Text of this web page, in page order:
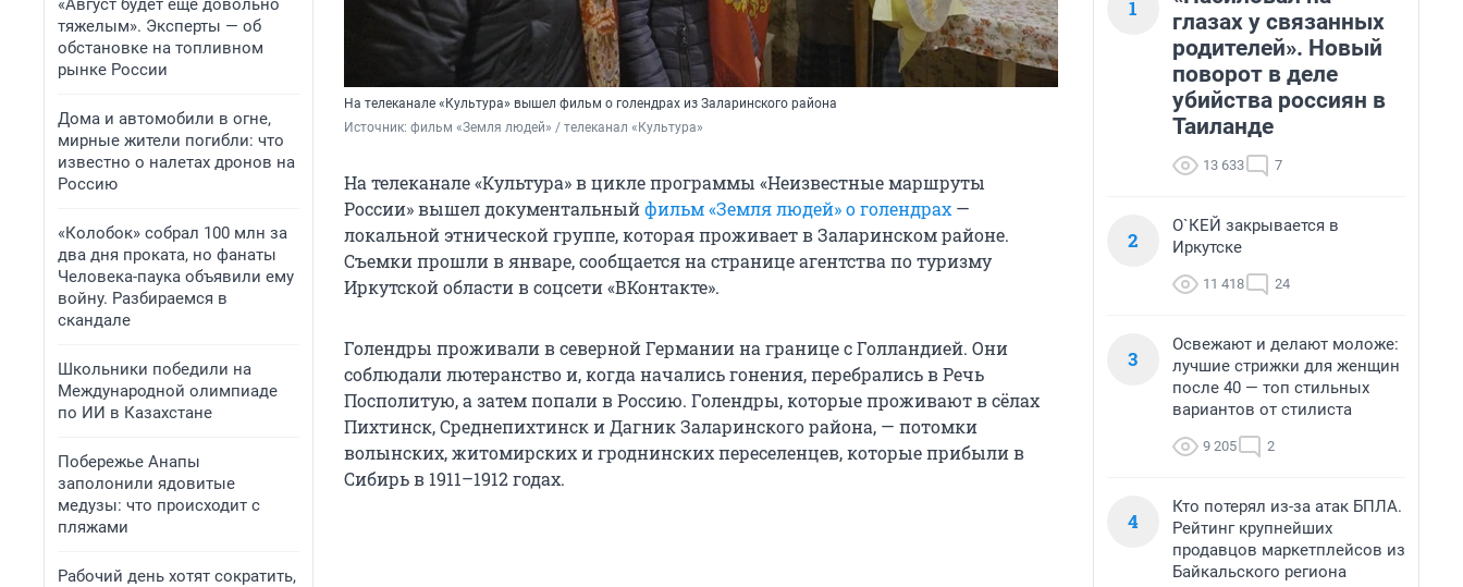
«Август будет еще довольно
тяжелым». Эксперты — об
обстановке на топливном
рынке России
Дома и автомобили в огне,
мирные жители погибли: что
известно о налетах дронов на
Россию
«Колобок» собрал 100 млн за
два дня проката, но фанаты
Человека-паука объявили ему
войну. Разбираемся в
скандале
Школьники победили на
Международной олимпиаде
по ИИ в Казахстане
Побережье Анапы
заполонили ядовитые
медузы: что происходит с
пляжами
Рабочий день хотят сократить,
На телеканале «Культура» вышел фильм о голендрах из Заларинского района
Источник: фильм «Земля людей» / телеканал «Культура»
На телеканале «Культура» в цикле программы «Неизвестные маршруты
России» вышел документальныйфильм «Земля людей» о голендрах —
локальной этнической группе, которая проживает в Заларинском районе.
Съемки прошли в январе, сообщается на странице агентства по туризму
Иркутской области в соцсети «ВКонтакте».
Голендры проживали в северной Германии на границе с Голландией. Они
соблюдали лютеранство и, когда начались гонения, перебрались в Речь
Посполитую, а затем попали в Россию. Голендры, которые проживают в сёлах
Пихтинск, Среднепихтинск и Дагник Заларинского района, — потомки
волынских, житомирских и гроднинских переселенцев, которые прибыли в
Сибирь в 1911–1912 годах.
1
глазах у связанных
родителей». Новый
поворот в деле
убийства россиян в
Таиланде
13 633 7
2
О`КЕЙ закрывается в
Иркутске
11 418 24
3
Освежают и делают моложе:
лучшие стрижки для женщин
после 40 — топ стильных
вариантов от стилиста
9 205 2
4
Кто потерял из-за атак БПЛА.
Рейтинг крупнейших
продавцов маркетплейсов из
Байкальского региона